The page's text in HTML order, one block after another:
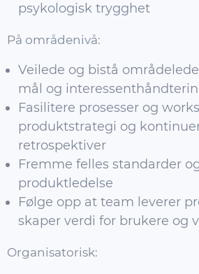
psykologisk trygghet
På områdenivå:
Veilede og bistå
mål og
Fasilitere prosesser og
produktstrategi og
retrospektiver
Fremme felles standarder
produktledelse
Følge opp at team leverer
skaper verdi for brukere og
Organisatorisk: